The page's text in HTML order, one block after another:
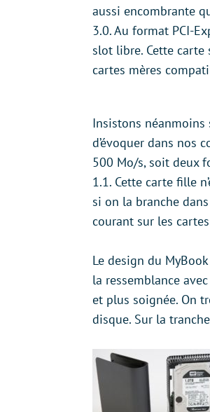
aussi encombrante
3.0. Au format PCI-
slot libre. Cette
cartes mères
Insistons néanmoins
d’évoquer dans nos
500 Mo/s, soit deux
1.1. Cette carte fille
si on la branche
courant sur les
Le design du
la ressemblance
et plus soignée. On
disque. Sur la